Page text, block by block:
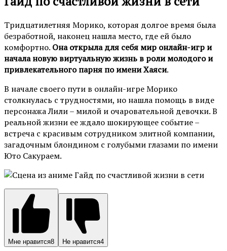
Тридцатилетняя Морико, которая долгое время была
безработной, наконец нашла место, где ей было
комфортно. Она открыла для себя мир онлайн-игр и
начала новую виртуальную жизнь в роли молодого и
привлекательного парня по имени Хаяси.
В начале своего пути в онлайн-игре Морико
столкнулась с трудностями, но нашла помощь в виде
персонажа Лили – милой и очаровательной девочки. В
реальной жизни ее ждало шокирующее событие –
встреча с красивым сотрудником элитной компании,
загадочным блондином с голубыми глазами по имени
Юто Сакураем.
Мне нравится8 Не нравится4